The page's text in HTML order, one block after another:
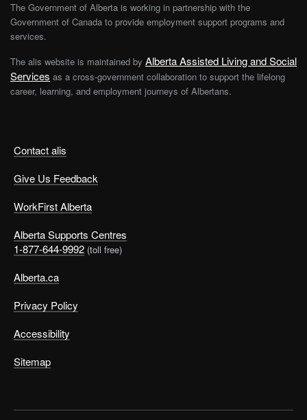
Contact alis
Give Us Feedback
WorkFirst Alberta
Alberta Supports Centres
1-877-644-9992 (toll free)
Alberta.ca
Privacy Policy
Accessibility
Sitemap
The Government of Alberta is working in partnership with the
Government of Canada to provide employment support programs and
services.
The alis website is maintained by Alberta Assisted Living and Social
Services as a cross-government collaboration to support the lifelong
career, learning, and employment journeys of Albertans.